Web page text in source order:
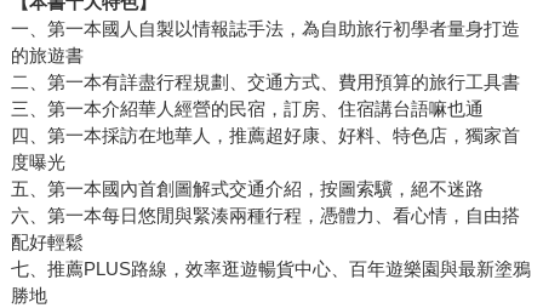
一、第一本國人自製以情報誌手法，為自助旅行初學者量身打造
的旅遊書
二、第一本有詳盡行程規劃、交通方式、費用預算的旅行工具書
三、第一本介紹華人經營的民宿，訂房、住宿講台語嘛也通
四、第一本採訪在地華人，推薦超好康、好料、特色店，獨家首
度曝光
五、第一本國內首創圖解式交通介紹，按圖索驥，絕不迷路
六、第一本每日悠閒與緊湊兩種行程，憑體力、看心情，自由搭
配好輕鬆
七、推薦PLUS路線，效率逛遊暢貨中心、百年遊樂園與最新塗鴉
勝地